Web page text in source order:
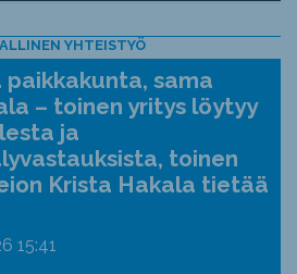
YHTEISTYÖ
paikkakunta, sama
– toinen yritys löytyy
ja
toinen
Krista Hakala tietää
15:41